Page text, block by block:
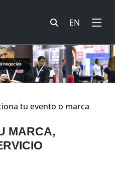
EN
tu evento o marca
MARCA,